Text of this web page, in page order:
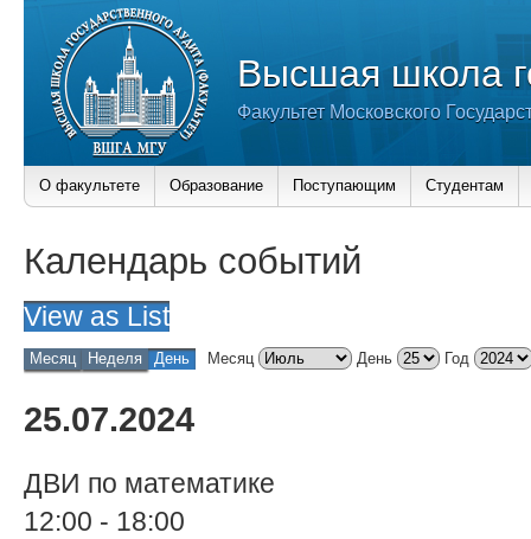
Высшая школа
Факультет Московского
О факультете Образование Поступающим Студентам
Календарь событий
View as List
Месяц Неделя День Месяц День Год
25.07.2024
ДВИ по математике
12:00 - 18:00